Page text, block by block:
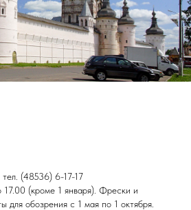
тел. (48536) 6-17-17
(кроме 1 января). Фрески и
для обозрения с 1 мая по 1 октября.